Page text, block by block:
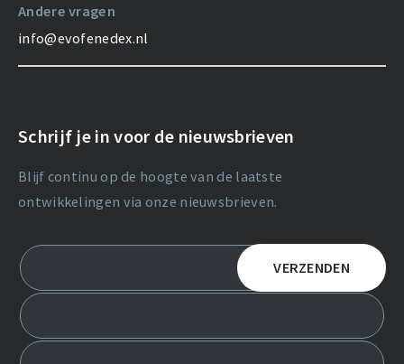
Andere vragen
info@evofenedex.nl
Schrijf je in voor de nieuwsbrieven
Blijf continu op de hoogte van de laatste
ontwikkelingen via onze nieuwsbrieven.